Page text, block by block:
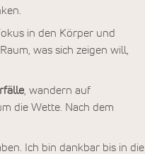
in den Körper und
was sich zeigen will,
, wandern auf
die Wette. Nach dem
Ich bin dankbar bis in die